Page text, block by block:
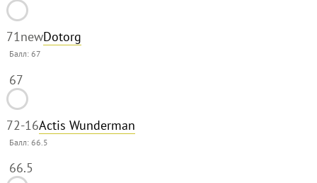
71newDotorg
Балл:67
67
72-16Actis Wunderman
Балл:66.5
66.5